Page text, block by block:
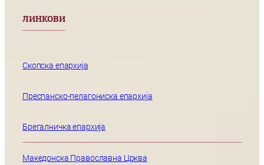
ЛИНКОВИ
Скопска епархија
Преспанско-пелагониска епархија
Брегалничка епархија
Македонска Православна Црква